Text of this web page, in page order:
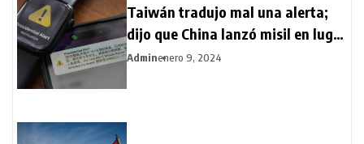
Taiwán tradujo mal una alerta;
dijo que China lanzó misil en lugar
de satélite
Adminenero 9, 2024